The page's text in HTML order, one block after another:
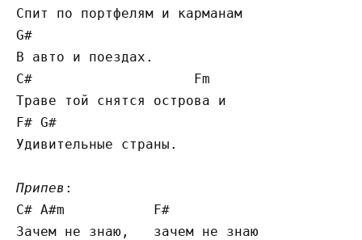
Спит по портфелям и карманам
G#
В авто и поездах.
C#                    Fm
Траве той снятся острова и
F# G#
Удивительные страны.
Припев :
C# A#m           F#
Зачем не знаю,   зачем не знаю